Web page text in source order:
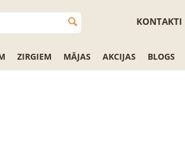
KONTAKTI
ZIRGIEM MĀJAS AKCIJAS BLOGS